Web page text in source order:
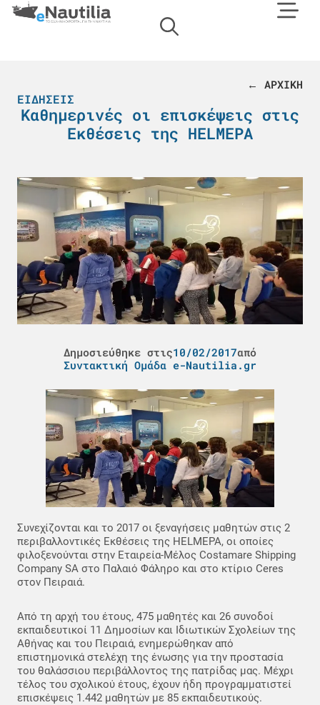
← ΑΡΧΙΚΗ
ΕΙΔΉΣΕΙΣ
Καθημερινές οι επισκέψεις στις
Εκθέσεις της HELMEPA
Δημοσιεύθηκε στις10/02/2017από
Συντακτική Ομάδα e-Nautilia.gr
Συνεχίζονται και το 2017 οι ξεναγήσεις μαθητών στις 2
περιβαλλοντικές Εκθέσεις της HELMEPA, οι οποίες
φιλοξενούνται στην Εταιρεία-Μέλος Costamare Shipping
Company SA στο Παλαιό Φάληρο και στο κτίριο Ceres
στον Πειραιά.
Από τη αρχή του έτους, 475 μαθητές και 26 συνοδοί
εκπαιδευτικοί 11 Δημοσίων και Ιδιωτικών Σχολείων της
Αθήνας και του Πειραιά, ενημερώθηκαν από
επιστημονικά στελέχη της ένωσης για την προστασία
του θαλάσσιου περιβάλλοντος της πατρίδας μας. Μέχρι
τέλος του σχολικού έτους, έχουν ήδη προγραμματιστεί
επισκέψεις 1.442 μαθητών με 85 εκπαιδευτικούς.